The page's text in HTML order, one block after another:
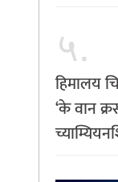
५.
हिमालय
‘के वान